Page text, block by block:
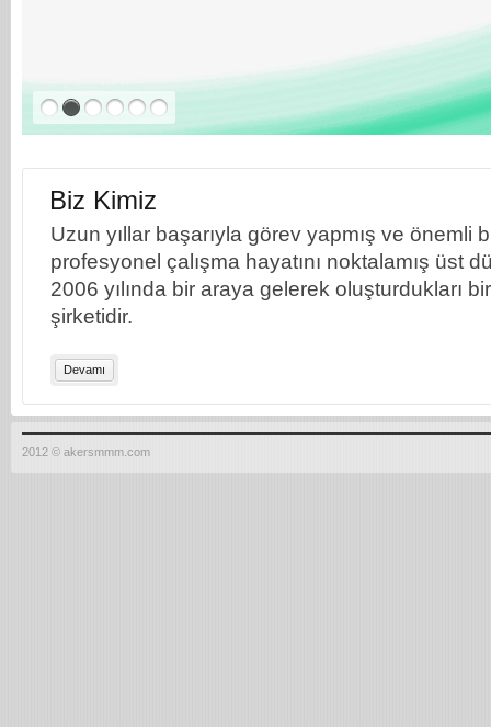
Biz Kimiz
Uzun yıllar başarıyla görev yapmış ve önemli
profesyonel çalışma hayatını noktalamış üst
2006 yılında bir araya gelerek oluşturdukları
şirketidir.
Devamı
2012 © akersmmm.com